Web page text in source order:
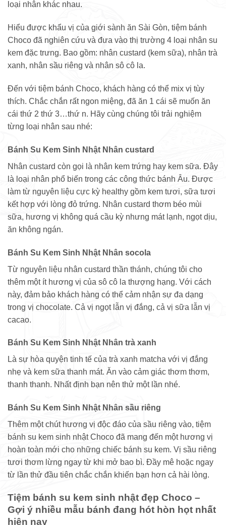
loại nhân khác nhau.
Hiểu được khẩu vị của giới sành ăn Sài Gòn, tiệm bánh
Choco đã nghiên cứu và đưa vào thị trường 4 loại nhân su
kem đặc trưng. Bao gồm: nhân custard (kem sữa), nhân trà
xanh, nhân sầu riêng và nhân sô cô la.
Đến với tiệm bánh Choco, khách hàng có thể mix vị tùy
thích. Chắc chắn rất ngon miệng, đã ăn 1 cái sẽ muốn ăn
cái thứ 2 thứ 3…thứ n. Hãy cùng chúng tôi trải nghiệm
từng loại nhân sau nhé:
Bánh Su Kem Sinh Nhật Nhân custard
Nhân custard còn gọi là nhân kem trứng hay kem sữa. Đây
là loại nhân phổ biến trong các công thức bánh Âu. Được
làm từ nguyên liệu cực kỳ healthy gồm kem tươi, sữa tươi
kết hợp với lòng đỏ trứng. Nhân custard thơm béo mùi
sữa, hương vị không quá cầu kỳ nhưng mát lạnh, ngọt dịu,
ăn không ngán.
Bánh Su Kem Sinh Nhật Nhân socola
Từ nguyên liệu nhân custard thần thánh, chúng tôi cho
thêm một ít hương vị của sô cô la thượng hạng. Với cách
này, đảm bảo khách hàng có thể cảm nhận sự đa dạng
trong vị chocolate. Cả vị ngọt lẫn vị đắng, cả vị sữa lẫn vị
cacao.
Bánh Su Kem Sinh Nhật Nhân trà xanh
Là sự hòa quyện tinh tế của trà xanh matcha với vị đắng
nhẹ và kem sữa thanh mát. Ăn vào cảm giác thơm thơm,
thanh thanh. Nhất định bạn nên thử một lần nhé.
Bánh Su Kem Sinh Nhật Nhân sầu riêng
Thêm một chút hương vị độc đáo của sầu riêng vào, tiệm
bánh su kem sinh nhật Choco đã mang đến một hương vị
hoàn toàn mới cho những chiếc bánh su kem. Vị sầu riêng
tươi thơm lừng ngay từ khi mở bao bì. Đầy mê hoặc ngay
từ lần thử đầu tiên chắc chắn khiến bạn hơn cả hài lòng.
Tiệm bánh su kem sinh nhật đẹp Choco –
Gợi ý nhiều mẫu bánh đang hót hòn họt nhất
hiện nay